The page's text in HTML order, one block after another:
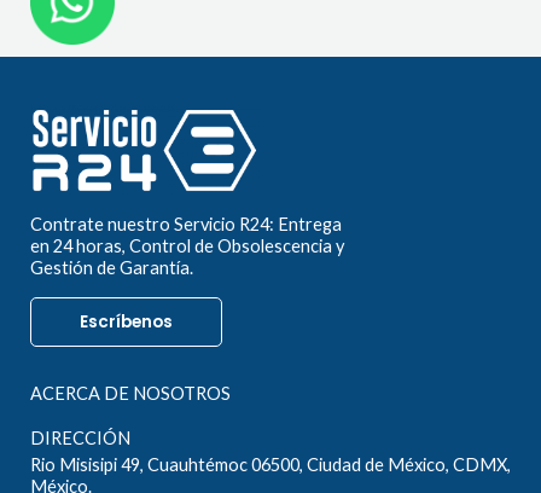
Contrate nuestro Servicio R24: Entrega
en 24 horas, Control de Obsolescencia y
Gestión de Garantía.
Escríbenos
ACERCA DE NOSOTROS
DIRECCIÓN
Rio Misisipi 49, Cuauhtémoc 06500, Ciudad de México, CDMX,
México.